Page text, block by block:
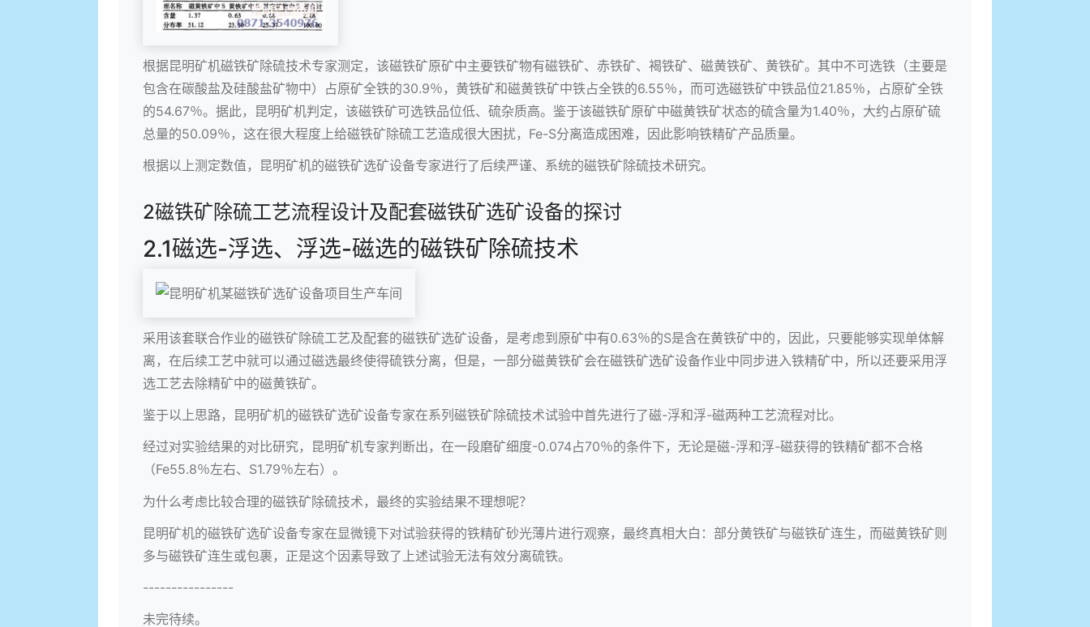
根据昆明矿机磁铁矿除硫技术专家测定，该磁铁矿原矿中主要铁矿物有磁铁矿、赤铁矿、褐铁矿、磁黄铁矿、黄铁矿。其中不可选铁（主要是
包含在碳酸盐及硅酸盐矿物中）占原矿全铁的30.9％，黄铁矿和磁黄铁矿中铁占全铁的6.55％，而可选磁铁矿中铁品位21.85％，占原矿全铁
的54.67％。据此，昆明矿机判定，该磁铁矿可选铁品位低、硫杂质高。鉴于该磁铁矿原矿中磁黄铁矿状态的硫含量为1.40％，大约占原矿硫
总量的50.09％，这在很大程度上给磁铁矿除硫工艺造成很大困扰，Fe-S分离造成困难，因此影响铁精矿产品质量。
根据以上测定数值，昆明矿机的磁铁矿选矿设备专家进行了后续严谨、系统的磁铁矿除硫技术研究。
2磁铁矿除硫工艺流程设计及配套磁铁矿选矿设备的探讨
2.1磁选-浮选、浮选-磁选的磁铁矿除硫技术
采用该套联合作业的磁铁矿除硫工艺及配套的磁铁矿选矿设备，是考虑到原矿中有0.63％的S是含在黄铁矿中的，因此，只要能够实现单体解
离，在后续工艺中就可以通过磁选最终使得硫铁分离，但是，一部分磁黄铁矿会在磁铁矿选矿设备作业中同步进入铁精矿中，所以还要采用浮
选工艺去除精矿中的磁黄铁矿。
鉴于以上思路，昆明矿机的磁铁矿选矿设备专家在系列磁铁矿除硫技术试验中首先进行了磁-浮和浮-磁两种工艺流程对比。
经过对实验结果的对比研究，昆明矿机专家判断出，在一段磨矿细度-0.074占70％的条件下，无论是磁-浮和浮-磁获得的铁精矿都不合格
（Fe55.8％左右、S1.79％左右）。
为什么考虑比较合理的磁铁矿除硫技术，最终的实验结果不理想呢？
昆明矿机的磁铁矿选矿设备专家在显微镜下对试验获得的铁精矿砂光薄片进行观察，最终真相大白：部分黄铁矿与磁铁矿连生，而磁黄铁矿则
多与磁铁矿连生或包裹，正是这个因素导致了上述试验无法有效分离硫铁。
----------------
未完待续。